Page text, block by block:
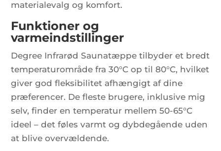
materialevalg og komfort.
Funktioner og
varmeindstillinger
Degree Infrarød Saunatæppe tilbyder et bredt
temperaturområde fra 30°C op til 80°C, hvilket
giver god fleksibilitet afhængigt af dine
præferencer. De fleste brugere, inklusive mig
selv, finder en temperatur mellem 50-65°C
ideel – det føles varmt og dybdegående uden
at blive overvældende.